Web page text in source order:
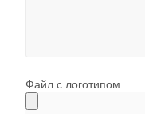
Файл с логотипом